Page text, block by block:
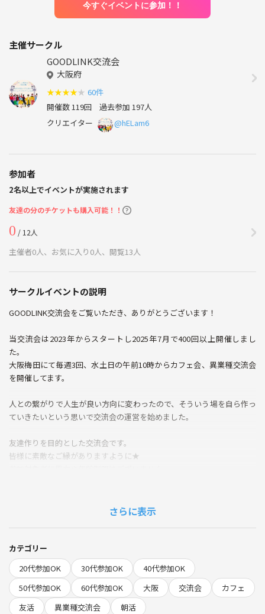
今すぐイベントに参加！！
主催サークル
GOODLINK交流会
大阪府
★★★★★ 60件
開催数 119回 過去参加 197人
クリエイター
@hELam6
参加者
2名以上でイベントが実施されます
友達の分のチケットも購入可能！！
0 / 12人
主催者0人、お気に入り0人、閲覧13人
サークルイベントの説明
GOODLINK交流会をご覧いただき、ありがとうございます！
当交流会は2023年からスタートし2025年7月で400回以上開催しまし
た。
大阪梅田にて毎週3回、水土日の午前10時からカフェ会、異業種交流会
を開催してます。
人との繋がりで人生が良い方向に変わったので、そういう場を自ら作っ
ていきたいという思いで交流会の運営を始めました。
友達作りを目的とした交流会です。
皆様に素敵なご縁がありますように★
20代女性が運営しているので女性も参加しやすい◎
学生・主婦・会社員・パート・アルバイト・経営者・個人事業主・投資
家・営業マンなど、どなたでも大歓迎です♪
※宗教の勧誘、違法な勧誘行為は参加お断りします。
さらに表示
カテゴリー
20代参加OK
30代参加OK
40代参加OK
50代参加OK
60代参加OK 大阪 交流会
カフェ
友活
異業種交流会 朝活